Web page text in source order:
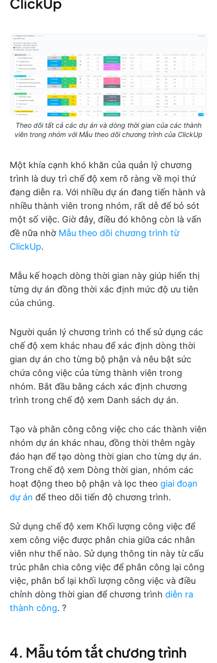
Theo dõi tất cả các dự án và dòng thời gian của các thành
viên trong nhóm với Mẫu theo dõi chương trình của ClickUp
Một khía cạnh khó khăn của quản lý chương
trình là duy trì chế độ xem rõ ràng về mọi thứ
đang diễn ra. Với nhiều dự án đang tiến hành và
nhiều thành viên trong nhóm, rất dễ để bỏ sót
một số việc. Giờ đây, điều đó không còn là vấn
đề nữa nhờ Mẫu theo dõi chương trình từ
ClickUp.
Mẫu kế hoạch dòng thời gian này giúp hiển thị
từng dự án đồng thời xác định mức độ ưu tiên
của chúng.
Người quản lý chương trình có thể sử dụng các
chế độ xem khác nhau để xác định dòng thời
gian dự án cho từng bộ phận và nêu bật sức
chứa công việc của từng thành viên trong
nhóm. Bắt đầu bằng cách xác định chương
trình trong chế độ xem Danh sách dự án.
Tạo và phân công công việc cho các thành viên
nhóm dự án khác nhau, đồng thời thêm ngày
đáo hạn để tạo dòng thời gian cho từng dự án.
Trong chế độ xem Dòng thời gian, nhóm các
hoạt động theo bộ phận và lọc theo giai đoạn
dự án để theo dõi tiến độ chương trình.
Sử dụng chế độ xem Khối lượng công việc để
xem công việc được phân chia giữa các nhân
viên như thế nào. Sử dụng thông tin này từ cấu
trúc phân chia công việc để phân công lại công
việc, phân bổ lại khối lượng công việc và điều
chỉnh dòng thời gian để chương trình diễn ra
thành công. ?
4. Mẫu tóm tắt chương trình